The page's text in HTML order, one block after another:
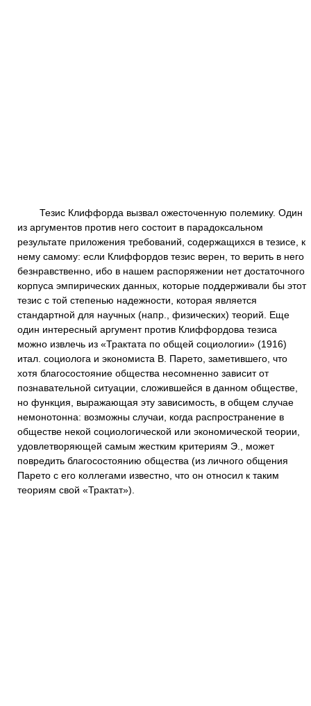
Тезис Клиффорда вызвал ожесточенную полемику. Один
из аргументов против него состоит в парадоксальном
результате приложения требований, содержащихся в тезисе, к
нему самому: если Клиффордов тезис верен, то верить в него
безнравственно, ибо в нашем распоряжении нет достаточного
корпуса эмпирических данных, которые поддерживали бы этот
тезис с той степенью надежности, которая является
стандартной для научных (напр., физических) теорий. Еще
один интересный аргумент против Клиффордова тезиса
можно извлечь из «Трактата по общей социологии» (1916)
итал. социолога и экономиста В. Парето, заметившего, что
хотя благосостояние общества несомненно зависит от
познавательной ситуации, сложившейся в данном обществе,
но функция, выражающая эту зависимость, в общем случае
немонотонна: возможны случаи, когда распространение в
обществе некой социологической или экономической теории,
удовлетворяющей самым жестким критериям Э., может
повредить благосостоянию общества (из личного общения
Парето с его коллегами известно, что он относил к таким
теориям свой «Трактат»).